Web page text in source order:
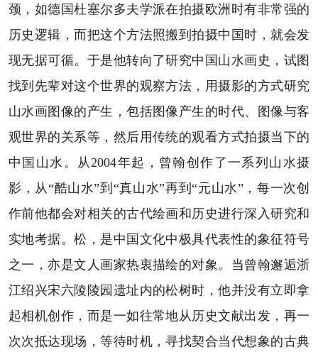
颈，如德国杜塞尔多夫学派在拍摄欧洲时有非常强的
历史逻辑，而把这个方法照搬到拍摄中国时，就会发
现无据可循。于是他转向了研究中国山水画史，试图
找到先辈对这个世界的观察方法，用摄影的方式研究
山水画图像的产生，包括图像产生的时代、图像与客
观世界的关系等，然后用传统的观看方式拍摄当下的
中国山水。从2004年起，曾翰创作了一系列山水摄
影，从“酷山水”到“真山水”再到“元山水”，每一次创
作前他都会对相关的古代绘画和历史进行深入研究和
实地考据。松，是中国文化中极具代表性的象征符号
之一，亦是文人画家热衷描绘的对象。当曾翰邂逅浙
江绍兴宋六陵陵园遗址内的松树时，他并没有立即拿
起相机创作，而是一如往常地从历史文献出发，再一
次次抵达现场，等待时机，寻找契合当代想象的古典